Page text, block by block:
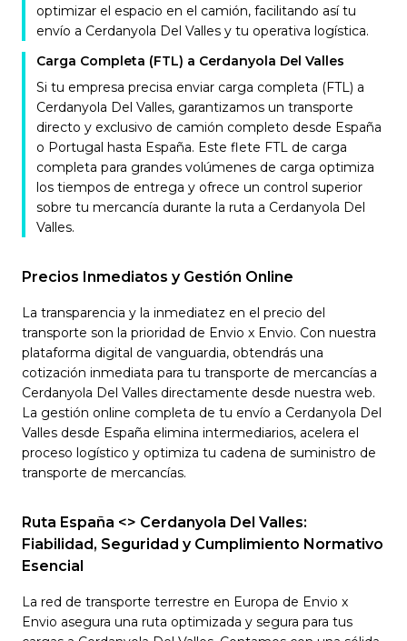
optimizar el espacio en el camión, facilitando así tu
envío a Cerdanyola Del Valles y tu operativa logística.
Carga Completa (FTL) a Cerdanyola Del Valles
Si tu empresa precisa enviar carga completa (FTL) a
Cerdanyola Del Valles, garantizamos un transporte
directo y exclusivo de camión completo desde España
o Portugal hasta España. Este flete FTL de carga
completa para grandes volúmenes de carga optimiza
los tiempos de entrega y ofrece un control superior
sobre tu mercancía durante la ruta a Cerdanyola Del
Valles.
Precios Inmediatos y Gestión Online
La transparencia y la inmediatez en el precio del
transporte son la prioridad de Envio x Envio. Con nuestra
plataforma digital de vanguardia, obtendrás una
cotización inmediata para tu transporte de mercancías a
Cerdanyola Del Valles directamente desde nuestra web.
La gestión online completa de tu envío a Cerdanyola Del
Valles desde España elimina intermediarios, acelera el
proceso logístico y optimiza tu cadena de suministro de
transporte de mercancías.
Ruta España <> Cerdanyola Del Valles:
Fiabilidad, Seguridad y Cumplimiento Normativo
Esencial
La red de transporte terrestre en Europa de Envio x
Envio asegura una ruta optimizada y segura para tus